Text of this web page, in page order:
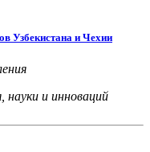
Узбекистана и Чехии
науки и инноваций